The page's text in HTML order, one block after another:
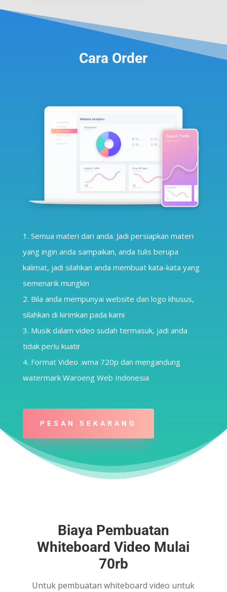
Cara Order
Semua materi dari anda. Jadi persiapkan materi
yang ingin anda sampaikan, anda tulis berupa
kalimat, jadi silahkan anda membuat kata-kata yang
semenarik mungkin
Bila anda mempunyai website dan logo khusus,
silahkan di kirimkan pada kami
Musik dalam video sudah termasuk, jadi anda
tidak perlu kuatir
Format Video .wma 720p dan mengandung
watermark Waroeng Web Indonesia
PESAN SEKARANG
Biaya Pembuatan
Whiteboard Video Mulai
70rb
Untuk pembuatan whiteboard video untuk